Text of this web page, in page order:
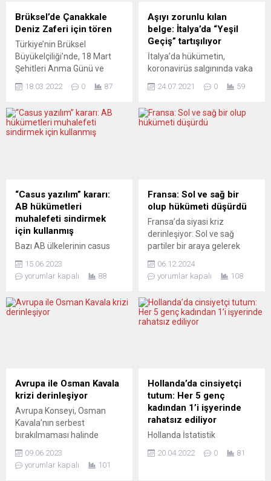
Brüksel’de Çanakkale
Deniz Zaferi için tören
Türkiye’nin Brüksel
Büyükelçiliği’nde, 18 Mart
Şehitleri Anma Günü ve
107’nci yıldönümü
Törene, Dışişleri Bakan
Yardımcısı ve Avrupa Birliği
katıldı. Kaymakcı, törende
yaptığı konuşmada,
Türkiye’nin dış ilişkilerinde
her zaman barış istediğini,...
18.03.2022 0 87
Aşıyı zorunlu kılan
belge: İtalya’da “Yeşil
Geçiş” tartışılıyor
İtalya’da hükümetin,
koronavirüs salgınında vaka
için sosyal faaliyetlerde aşıyı
çerçevesini belirlediği “Yeşil
Geçiş” belgesi, ülkede bir
Draghi’nin kabine toplantısı
sonrasında detaylarını
açıkladığı ve 6 Ağustos’ta
yürürlüğe girecek olan “Yeşil
Geçiş” belgesi, kamuoyunu...
24.07.2021 0 59
“Casus yazılım” kararı:
AB hükümetleri
muhalefeti sindirmek
için kullanmış
Bazı AB ülkelerinin casus
kullandığı ve ihraç ettiğinin
ortaya çıkmasıyla başlatılan
AP’de kabul edildi. Casus
yazılımlar için “fiili
kamu kurum veya
makamlarının, “muhalefeti,
karşıt görüşten olanları ve
sivil toplumu gözetlemek,
şantajla korkutmak,
caydırmak, manipüle
etmek...
15.06.2023
yorumlar kapalı
88
Fransa: Sol ve sağ bir
olup hükümeti düşürdü
Fransa’da siyasi kriz
derinleşiyor: Sol ve sağ
partiler bir araya gelerek
liderliğindeki hükümeti
düşürdü. Sağ popülist
(RN), sol muhalefetin
sunduğu gensoru
Macron’un liderliğindeki
Fransa’nın geleceği için
büyük belirsizlik yaratırken,
yorumcular krizin
nedenlerini ve olası...
06.12.2024
yorumlar kapalı
108
Avrupa ile Osman Kavala
krizi derinleşiyor
Avrupa Konseyi, Osman
Kavala’nın serbest
bırakılmaması halinde
Ankara’ya yönelik olası
yaptırımları
09.06.2023
yorumlar kapalı
101
Hollanda’da cinsiyetçi
tutum: Her 5 genç
kadından 1’i işyerinde
rahatsız ediliyor
Hollanda İstatistik
verilere göre, 2021’de
20.04.2022 0 81